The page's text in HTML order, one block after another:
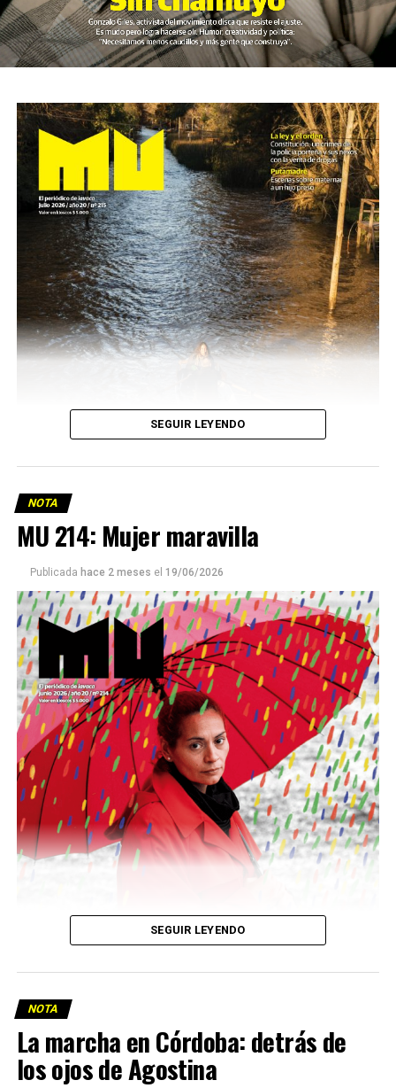
Este número 215 de MU ☝️viene con doble tapa, que
podría ser una frase:
Sin chamuyo, a remarla.
Descargar la Mu en PDF
SEGUIR LEYENDO
NOTA
MU 214: Mujer maravilla
Publicada hace 2 meses el 19/06/2026
SEGUIR LEYENDO
NOTA
La marcha en Córdoba: detrás de
los ojos de Agostina